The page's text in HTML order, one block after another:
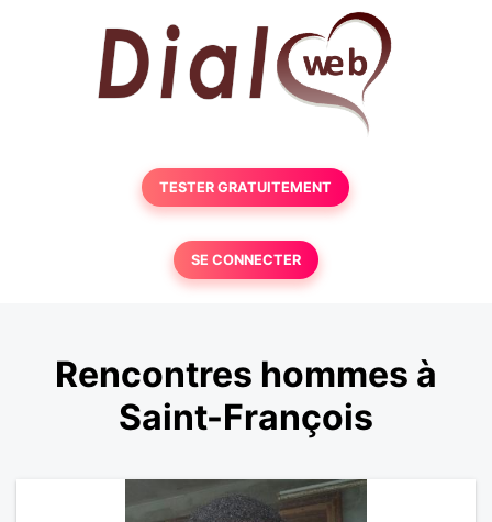
TESTER GRATUITEMENT
SE CONNECTER
Rencontres hommes à
Saint-François